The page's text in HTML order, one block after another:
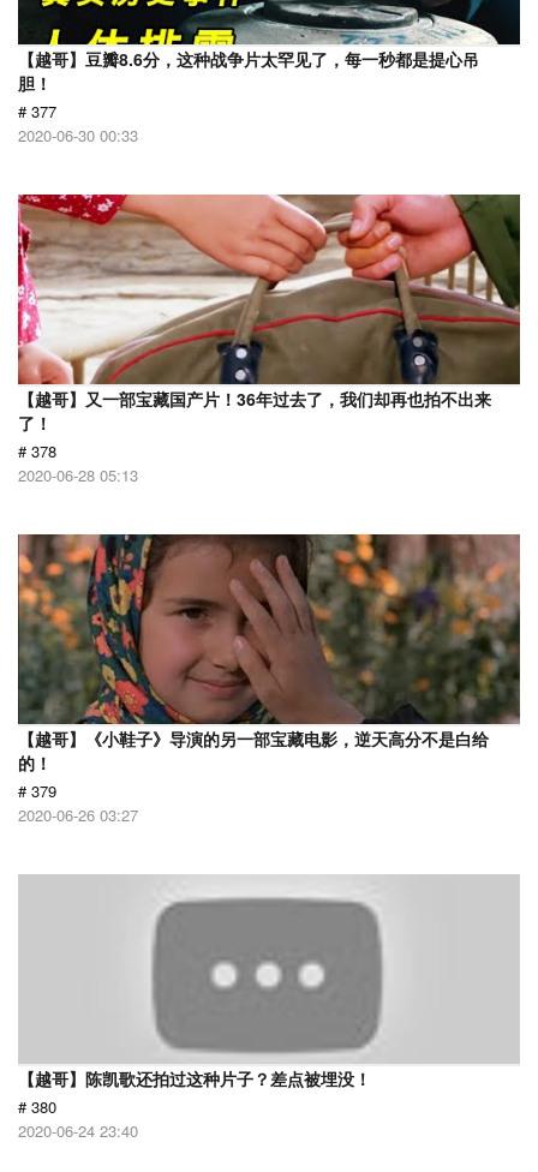
【越哥】豆瓣8.6分，这种战争片太罕见了，每一秒都是提心吊
胆！
# 377
2020-06-30 00:33
【越哥】又一部宝藏国产片！36年过去了，我们却再也拍不出来
了！
# 378
2020-06-28 05:13
【越哥】《小鞋子》导演的另一部宝藏电影，逆天高分不是白给
的！
# 379
2020-06-26 03:27
【越哥】陈凯歌还拍过这种片子？差点被埋没！
# 380
2020-06-24 23:40